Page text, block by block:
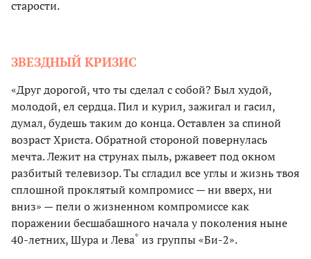
старости.
ЗВЕЗДНЫЙ КРИЗИС
«Друг дорогой, что ты сделал с собой? Был худой,
молодой, ел сердца. Пил и курил, зажигал и гасил,
думал, будешь таким до конца. Оставлен за спиной
возраст Христа. Обратной стороной повернулась
мечта. Лежит на струнах пыль, ржавеет под окном
разбитый телевизор. Ты сгладил все углы и жизнь твоя
сплошной проклятый компромисс — ни вверх, ни
вниз» — пели о жизненном компромиссе как
поражении бесшабашного начала у поколения ныне
40-летних, Шура и Лева* из группы «Би-2».